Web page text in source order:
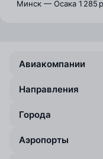
Минск — Осака 1 285
Авиакомпании
Направления
Города
Аэропорты